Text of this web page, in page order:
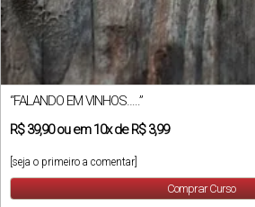
“FALANDO EM VINHOS…..”
R$39,90ou em10xde R$ 3,99
[seja o primeiro a comentar]
Comprar Curso